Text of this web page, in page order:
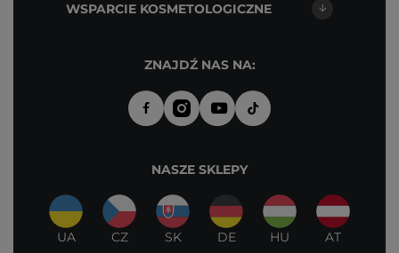
WSPARCIE KOSMETOLOGICZNE
ZNAJDŹ NAS NA:
NASZE SKLEPY
UA CZ SK DE HU AT